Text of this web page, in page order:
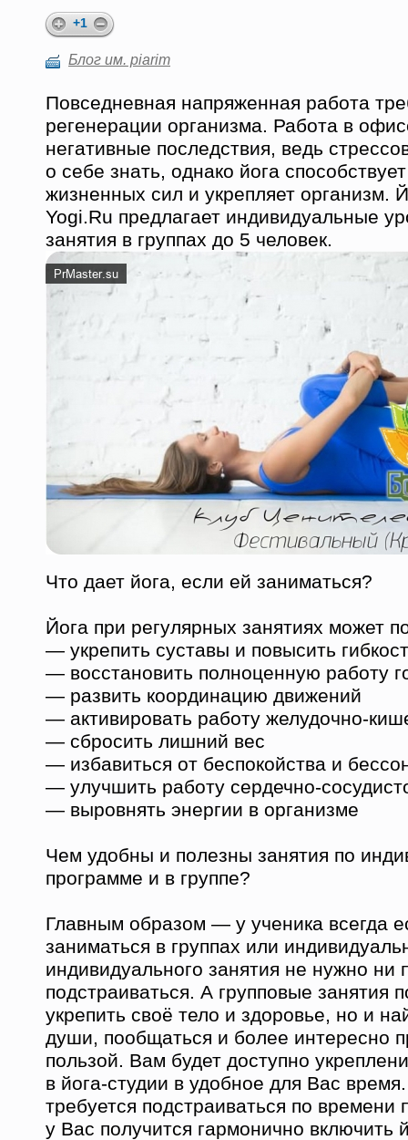
+1
Блог им. piarim
Повседневная напряженная работа
регенерации организма. Работа в
негативные последствия, ведь
о себе знать, однако йога
жизненных сил и укрепляет организм.
Yogi.Ru предлагает индивидуальные
занятия в группах до 5 человек.
Что дает йога, если ей заниматься?
Йога при регулярных занятиях может
— укрепить суставы и повысить
— восстановить полноценную работу
— развить координацию движений
— активировать работу желудочно-
— сбросить лишний вес
— избавиться от беспокойства и
— улучшить работу сердечно-
— выровнять энергии в организме
Чем удобны и полезны занятия по
программе и в группе?
Главным образом — у ученика всегда
заниматься в группах или
индивидуального занятия не нужно ни
подстраиваться. А групповые занятия
укрепить своё тело и здоровье, но и
души, пообщаться и более интересно
пользой. Вам будет доступно
в йога-студии в удобное для Вас
требуется подстраиваться по времени
у Вас получится гармонично включить